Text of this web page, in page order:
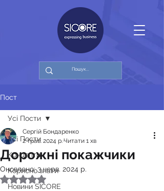
Пост
Усі Пости
Концепти
Корисно знати
Новини SICORE
Усі Пости
Дорожні покажчики
Сергiй Бондаренко
2 трав. 2024 р.Читати 1 хв
Оновлено:3 черв. 2024 р.
Оцінка: NaN з 5 зірок.